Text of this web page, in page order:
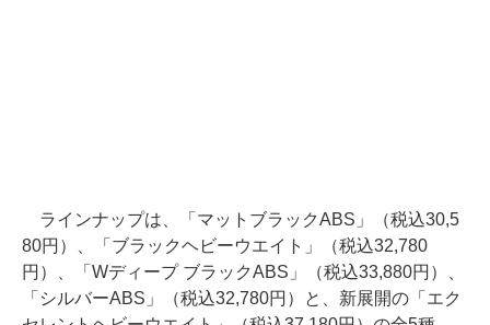
ラインナップは、「マットブラックABS」（税込30,5
80円）、「ブラックヘビーウエイト」（税込32,780
円）、「Wディープ ブラックABS」（税込33,880円）、
「シルバーABS」（税込32,780円）と、新展開の「エク